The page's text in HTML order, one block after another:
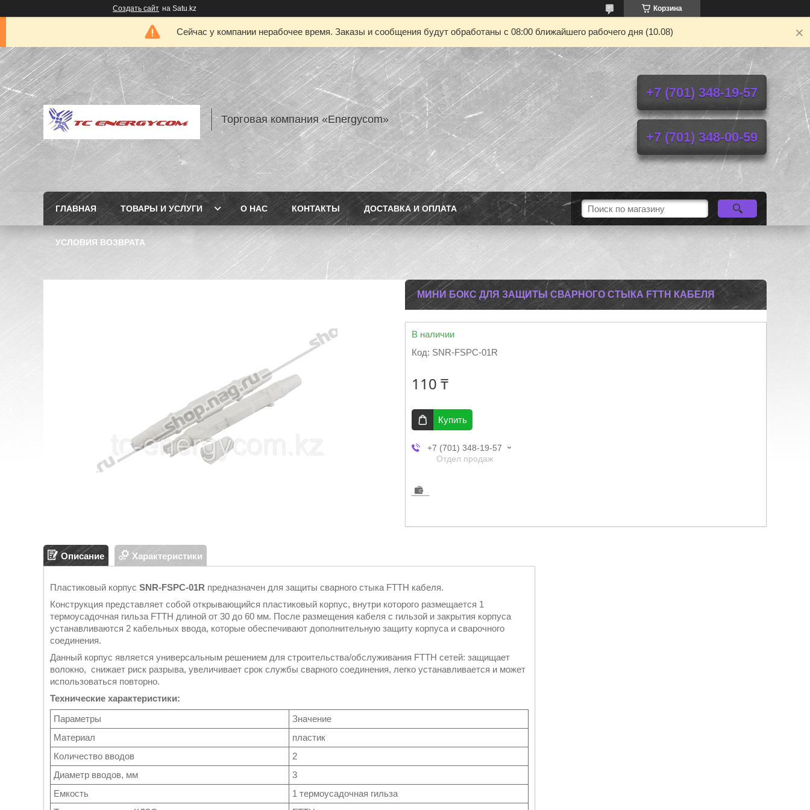
Создать сайт на Satu.kz Корзина
Сейчас у компании нерабочее время. Заказы и сообщения будут обработаны с 08:00 ближайшего рабочего дня (10.08)
Торговая компания «Energycom»
+7 (701) 348-19-57
+7 (701) 348-00-59
ГЛАВНАЯ ТОВАРЫ И УСЛУГИ О НАС КОНТАКТЫ ДОСТАВКА И ОПЛАТА
УСЛОВИЯ ВОЗВРАТА
МИНИ БОКС ДЛЯ ЗАЩИТЫ СВАРНОГО СТЫКА FTTH КАБЕЛЯ
В наличии
Код: SNR-FSPC-01R
110 ₸
Купить
+7 (701) 348-19-57
Отдел продаж
Описание Характеристики
Пластиковый корпус SNR-FSPC-01R предназначен для защиты сварного стыка FTTH кабеля.
Конструкция представляет собой открывающийся пластиковый корпус, внутри которого размещается 1
термоусадочная гильза FTTH длиной от 30 до 60 мм. После размещения кабеля с гильзой и закрытия корпуса
устанавливаются 2 кабельных ввода, которые обеспечивают дополнительную защиту корпуса и сварочного
соединения.
Данный корпус является универсальным решением для строительства/обслуживания FTTH сетей: защищает
волокно, снижает риск разрыва, увеличивает срок службы сварного соединения, легко устанавливается и может
использоваться повторно.
Технические характеристики:
Параметры
Значение
Материал
пластик
Количество вводов
2
Диаметр вводов, мм
3
Емкость
1 термоусадочная гильза